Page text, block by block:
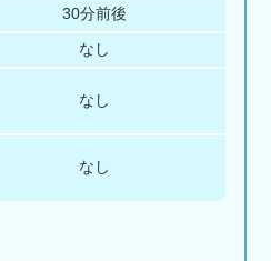
30分前後
なし
なし
なし